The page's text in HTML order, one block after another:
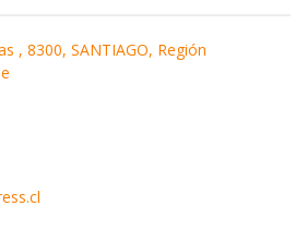
, 8300, SANTIAGO, Región